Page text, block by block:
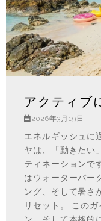
アクティブ
2026年3月19日
エネルギッシュに
ヤは、「動きたい
ティネーションで
はウォーターパー
ング、そして暑さ
リセット。 この
ン、そして本格的